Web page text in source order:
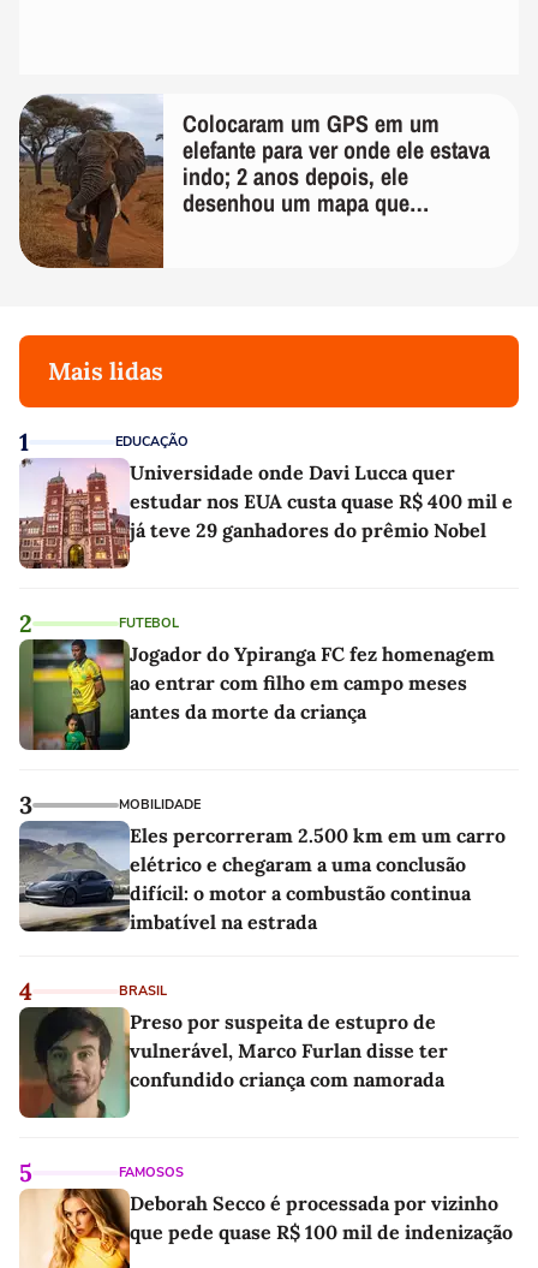
Colocaram um GPS em um
elefante para ver onde ele estava
indo; 2 anos depois, ele
desenhou um mapa que
Mais lidas
1 EDUCAÇÃO
Universidade onde Davi Lucca quer
estudar nos EUA custa quase R$ 400 mil e
já teve 29 ganhadores do prêmio Nobel
2 FUTEBOL
Jogador do Ypiranga FC fez homenagem
ao entrar com filho em campo meses
antes da morte da criança
3 MOBILIDADE
Eles percorreram 2.500 km em um carro
elétrico e chegaram a uma conclusão
difícil: o motor a combustão continua
imbatível na estrada
4 BRASIL
Preso por suspeita de estupro de
vulnerável, Marco Furlan disse ter
confundido criança com namorada
5 FAMOSOS
Deborah Secco é processada por vizinho
que pede quase R$ 100 mil de indenização